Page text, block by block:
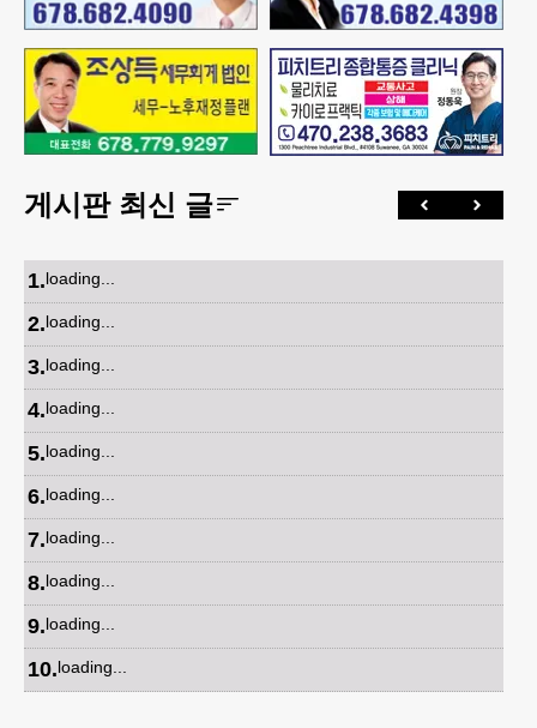
게시판 최신 글
1.loading...
2.loading...
3.loading...
4.loading...
5.loading...
6.loading...
7.loading...
8.loading...
9.loading...
10.loading...